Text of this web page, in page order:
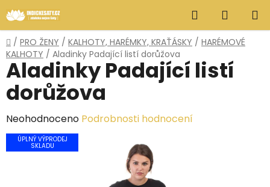
na
obsah
Hledat
KOŠÍK
Domů
/ PRO ŽENY / KALHOTY, HARÉMKY, KRAŤÁSKY / HARÉMOVÉ
KALHOTY / Aladinky Padající listí dorůžova
Aladinky Padající listí
dorůžova
Průměrné
hodnocení
produktu
Neohodnoceno Podrobnosti hodnocení
ÚPLNÝ VÝPRODEJ
SKLADU